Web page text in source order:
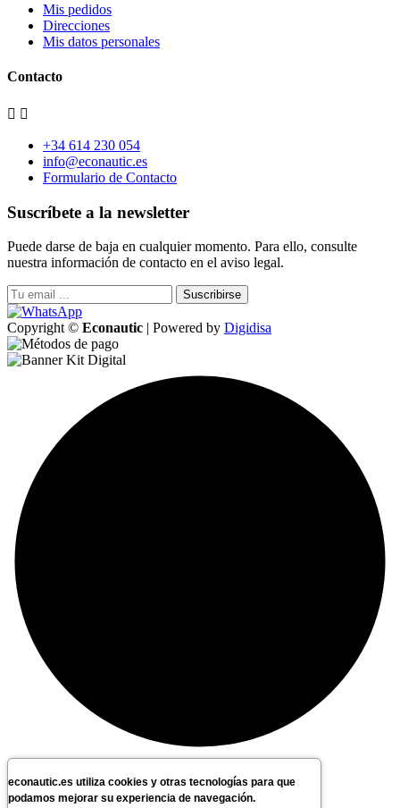
Mis pedidos
Direcciones
Mis datos personales
Contacto
 
+34 614 230 054
info@econautic.es
Formulario de Contacto
Suscríbete a la newsletter
Puede darse de baja en cualquier momento. Para ello, consulte
nuestra información de contacto en el aviso legal.
Suscribirse
Copyright © Econautic | Powered by Digidisa
econautic.es utiliza cookies y otras tecnologías para que
podamos mejorar su experiencia de navegación.